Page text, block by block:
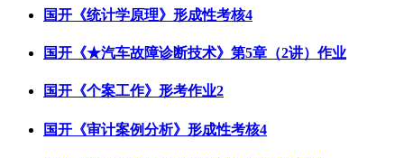
国开《统计学原理》形成性考核4
国开《★汽车故障诊断技术》第5章（2讲）作业
国开《个案工作》形考作业2
国开《审计案例分析》形成性考核4